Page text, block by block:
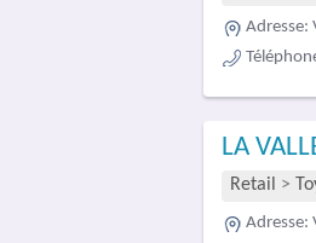
Adresse:
LA
Retail >
Adresse: